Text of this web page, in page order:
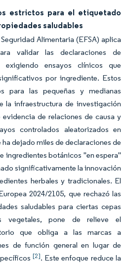
estrictos para el etiquetado
saludables
Alimentaria (EFSA) aplica
validar las declaraciones de
exigiendo ensayos clínicos que
por ingrediente. Estos
para las pequeñas y medianas
la infraestructura de investigación
evidencia de relaciones de causa y
controlados aleatorizados en
dejado miles de declaraciones de
ingredientes botánicos "en espera"
significativamente la innovación
herbales y tradicionales. El
2024/2105, que rechazó las
saludables para ciertas cepas
vegetales, pone de relieve el
que obliga a las marcas a
de función general en lugar de
[2]. Este enfoque reduce la